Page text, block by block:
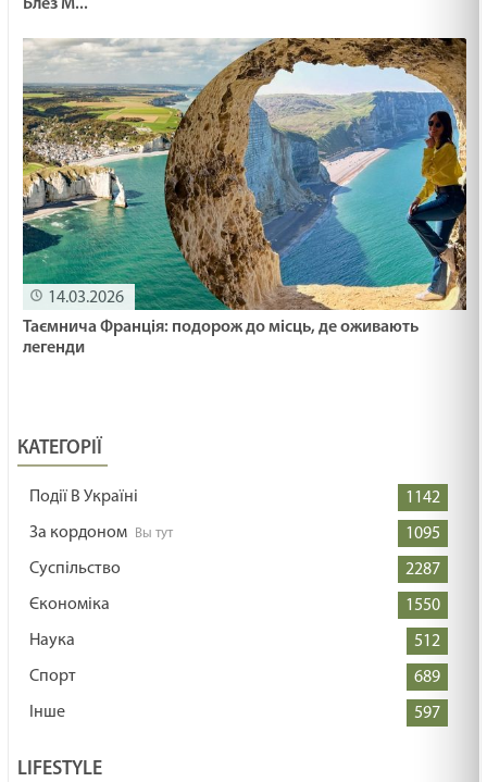
Блез М...
14.03.2026
Таємнича Франція: подорож до місць, де оживають
легенди
КАТЕГОРІЇ
Події В Україні
1142
За кордоном
1095
Суспільство
2287
Єкономіка
1550
Наука
512
Спорт
689
Інше
597
LIFESTYLE